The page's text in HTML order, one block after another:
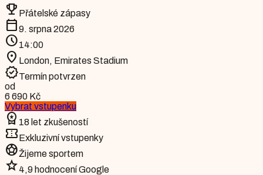
emoji_events Přátelské zápasy
calendar_today9. srpna 2026
schedule14:00
location_on London, Emirates Stadium
verifiedTermín potvrzen
od
6 690 Kč
Vybrat vstupenku
workspace_premium 18 let zkušeností
confirmation_numberExkluzivní vstupenky
sports_soccerŽijeme sportem
star4,9 hodnocení Google